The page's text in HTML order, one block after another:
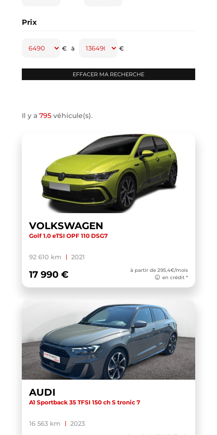
CLASSE A (1)
CLIO IV (1)
COMPASS (1)
COOPER F67
COUPE R58 (1)
CRAFTER VAN (1)
DB11 COUPE
DS 3 (1)
DS7 CROSSBACK (2)
E-TRON GT (2)
E-UP! 2.0 (1)
EHS (1)
(1)
EXPERT FOURGON (1)
FABIA (14)
FABIA COMBI (1)
FORMENTOR (21)
Prix
€ à €
Il y a 795véhicule(s).
VOLKSWAGEN
Golf 1.0 eTSI OPF 110 DSG7
92 610 km 2021
17 990 €
à partir de 295.4€/mois
en crédit *
AUDI
A1 Sportback 35 TFSI 150 ch S tronic 7
16 563 km 2023